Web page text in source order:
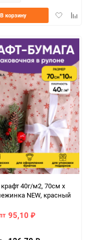
Добавить
В корзину
40г/м2, 70см x
NEW, красный
95,10 ₽